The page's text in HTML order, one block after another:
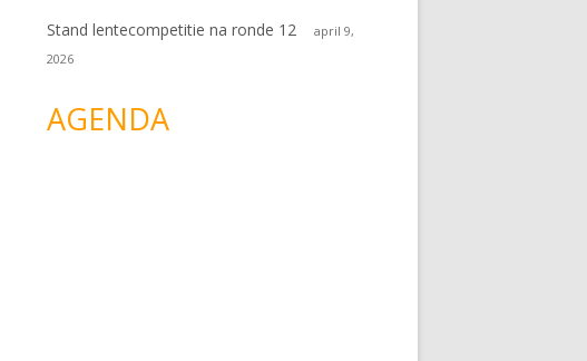
Stand lentecompetitie na ronde 12
april 9,
2026
AGENDA